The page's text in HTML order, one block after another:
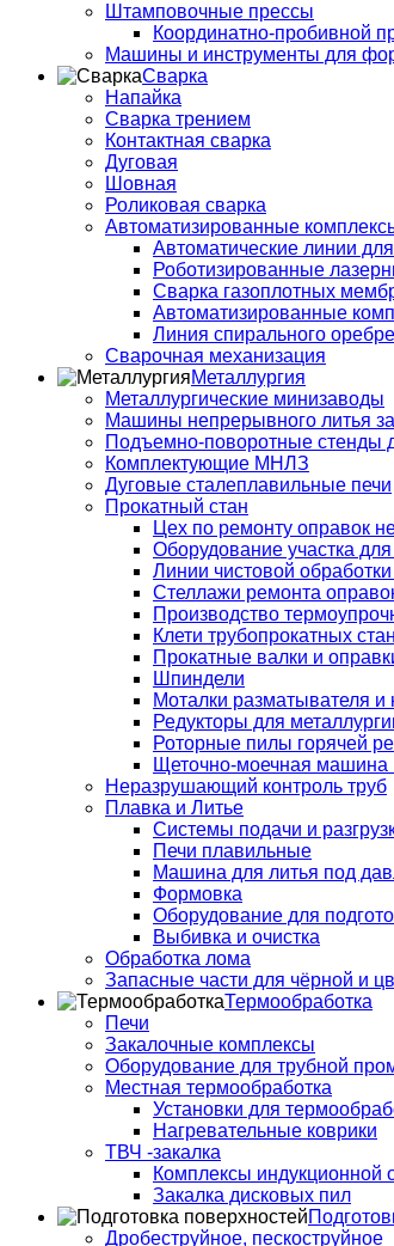
Штамповочные прессы
Координатно-пробивной
Машины и инструменты для
Сварка
Напайка
Сварка трением
Контактная сварка
Дуговая
Шовная
Роликовая сварка
Автоматизированные
Автоматические линии
Роботизированные
Сварка газоплотных
Автоматизированные
Линия спирального
Сварочная механизация
Металлургия
Металлургические минизаводы
Машины непрерывного литья
Подъемно-поворотные стенды
Комплектующие МНЛЗ
Дуговые сталеплавильные печи
Прокатный стан
Цех по ремонту оправок
Оборудование участка
Линии чистовой обработки
Стеллажи ремонта
Производство
Клети трубопрокатных
Прокатные валки и
Шпиндели
Моталки разматывателя и
Редукторы для
Роторные пилы горячей
Щеточно-моечная
Неразрушающий контроль труб
Плавка и Литье
Системы подачи и
Печи плавильные
Машина для литья под
Формовка
Оборудование для
Выбивка и очистка
Обработка лома
Запасные части для чёрной и
Термообработка
Печи
Закалочные комплексы
Оборудование для трубной
Местная термообработка
Установки для
Нагревательные коврики
ТВЧ -закалка
Комплексы индукционной
Закалка дисковых пил
Дробеструйное, пескоструйное